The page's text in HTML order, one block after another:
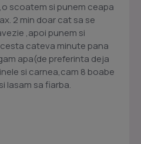
scoatem si punem ceapa
2 min doar cat sa se
,apoi punem si
cateva minute pana
apa(de preferinta deja
si carnea,cam 8 boabe
lasam sa fiarba.